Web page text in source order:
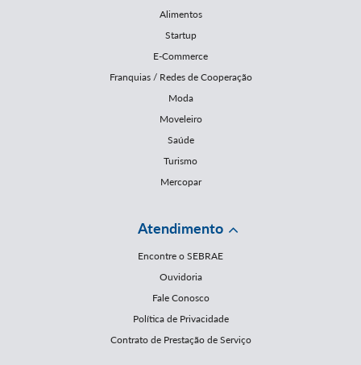
Alimentos
Startup
E-Commerce
Franquias / Redes de Cooperação
Moda
Moveleiro
Saúde
Turismo
Mercopar
Atendimento
Encontre o SEBRAE
Ouvidoria
Fale Conosco
Política de Privacidade
Contrato de Prestação de Serviço